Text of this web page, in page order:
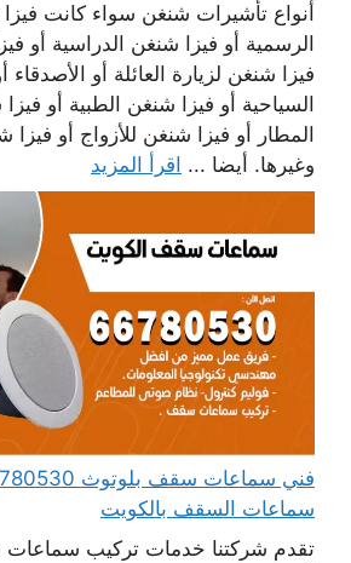
أنواع تأشيرات شنغن سواء كانت فيزا
الرسمية أو فيزا شنغن الدراسية أو
فيزا شنغن لزيارة العائلة أو
السياحية أو فيزا شنغن الطبية أو
المطار أو فيزا شنغن للأزواج أو فيزا
وغيرها. أيضا ... اقرأ المزيد
سماعات السقف بالكويت
تقدم شركتنا خدمات تركيب